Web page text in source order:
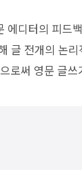
에디터의 피드
글 전개의 논
로써 영문 글